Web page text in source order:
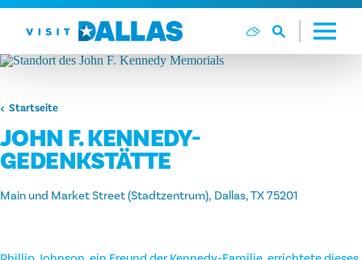
Zum Inhalt springen
Startseite
JOHN F. KENNEDY-
GEDENKSTÄTTE
Main und Market Street (Stadtzentrum) Dallas, TX 75201